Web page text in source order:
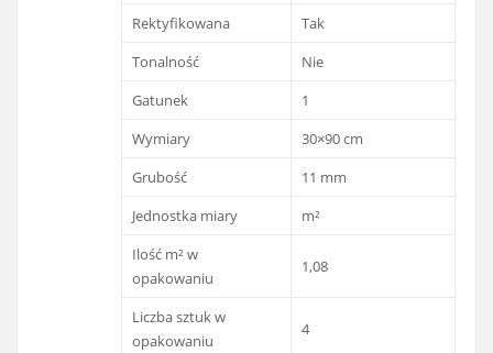
Rektyfikowana
Tak
Tonalność
Nie
Gatunek
1
Wymiary
30×90 cm
Grubość
11 mm
Jednostka miary
m²
Ilość m² w
opakowaniu
1,08
Liczba sztuk w
opakowaniu
4